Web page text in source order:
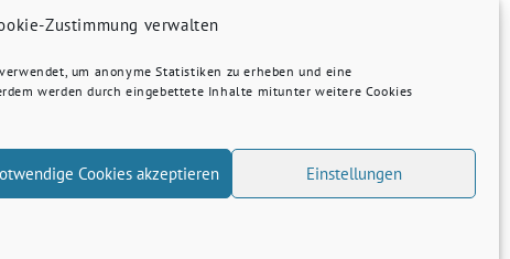
Zustimmung verwalten
um anonyme Statistiken zu erheben und eine
werden durch eingebettete Inhalte mitunter weitere Cookies
Cookies akzeptieren Einstellungen